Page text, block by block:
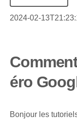
2024-02-
éro
Bonjour les